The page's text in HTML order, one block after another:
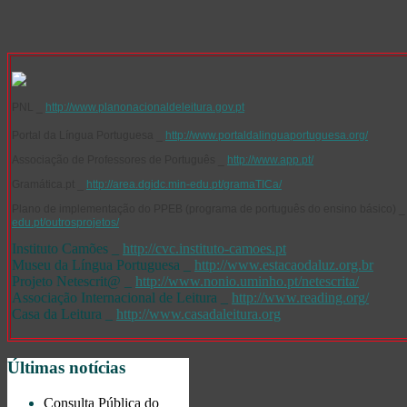
http://www.planonacionaldeleitura.gov.pt
http://www.portaldalinguaportuguesa.org/
http://www.app.pt/
http://area.dgidc.min-edu.pt/gramaTICa/
edu.pt/outrosprojetos/
Instituto Camões _ http://cvc.instituto-camoes.pt
Museu da Língua Portuguesa _ http://www.estacaodaluz.org.br
Projeto Netescrit@ _ http://www.nonio.uminho.pt/netescrita/
Associação Internacional de Leitura _ http://www.reading.org/
Casa da Leitura _ http://www.casadaleitura.org
Últimas notícias
Consulta Pública do